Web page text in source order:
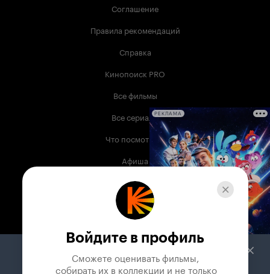
Соглашение
Правила рекомендаций
Справка
Кинопоиск PRO
Все фильмы
Все сериалы
Что посмотреть
Афиша
Музыка
Телепрограмма
Служба поддержки
РЕКЛАМА
Войдите в профиль
Сможете оценивать фильмы,
собирать их в коллекции и не только